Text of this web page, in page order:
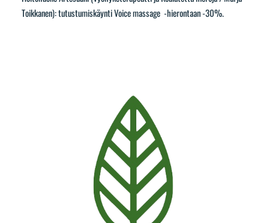
Toikkanen): tutustumiskäynti Voice massage -hierontaan -30%.